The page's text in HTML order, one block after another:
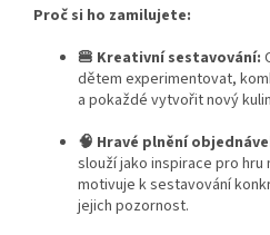
Proč si ho zamilujete:
🍔 Kreativní sestavování:
dětem experimentovat,
a pokaždé vytvořit nový
🧠 Hravé plnění
slouží jako inspirace pro
motivuje k sestavování
jejich pozornost.